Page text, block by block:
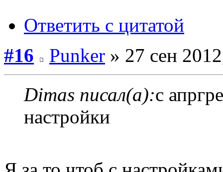
Ответить с цитатой
#16
Punker » 27 сен
Dimas писал(а):c
настройки